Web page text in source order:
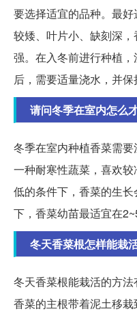
要选择适宜的品种。最
较矮、叶片小、缺刻深
强。在入冬前进行种植
后，需要适量浇水，并保
请问冬季在室内怎么
冬季在室内种植香菜需
一种耐寒性蔬菜，喜欢
低的条件下，香菜的生
下，香菜幼苗最适宜在
冬天香菜根怎样能栽
冬天香菜根能栽活的方
香菜的主根带着泥土移